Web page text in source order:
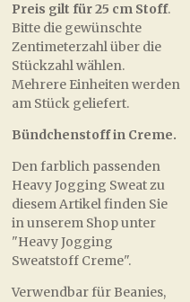
Preis gilt für 25 cm Stoff.
Bitte die gewünschte
Zentimeterzahl über die
Stückzahl wählen.
Mehrere Einheiten werden
am Stück geliefert.
Bündchenstoff in Creme.
Den farblich passenden
Heavy Jogging Sweat zu
diesem Artikel finden Sie
in unserem Shop unter
"Heavy Jogging
Sweatstoff Creme".
Verwendbar für Beanies,